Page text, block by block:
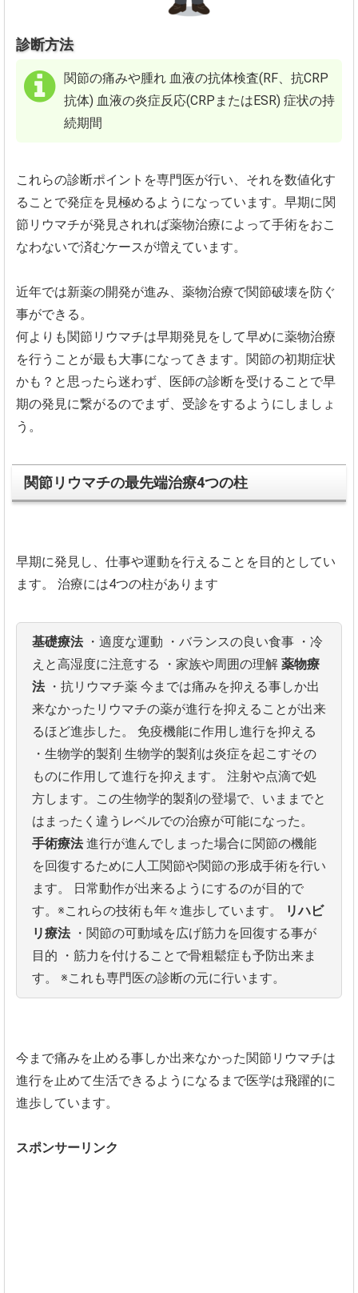
診断方法
関節の痛みや腫れ 血液の抗体検査(RF、抗CRP
抗体) 血液の炎症反応(CRPまたはESR) 症状の持
続期間
これらの診断ポイントを専門医が行い、 それを数値化す
ることで発症を見極めるようになっています。早期に関
節リウマチが発見されれば薬物治療によって手術をおこ
なわないで済むケースが増えています。
近年では新薬の開発が進み、薬物治療で関節破壊を防ぐ
事ができる。
何よりも関節リウマチは早期発見をして早めに薬物治療
を行うこと が最も大事になってきます。関節の初期症状
かも？と思ったら迷わず、 医師の診断を受けることで早
期の発見に繋がるのでまず、 受診をするようにしましょ
う。
関節リウマチの最先端治療4つの柱
早期に発見し、仕事や運動を行えることを目的としてい
ます。
治療には4つの柱があります
基礎療法・適度な運動 ・バランスの良い食事 ・冷
えと高湿度に注意する
・家族や周囲の理解 薬物療
法・抗リウマチ薬 今までは痛みを抑える事しか出
来なかったリウマチの薬が進行を抑 えることが出来
るほど進歩した。
免疫機能に作用し進行を抑える
・生物学的製剤 生物学的製剤は炎症を起こすその
ものに作用して進行を抑えます。
注射や点滴で処
方します。この生物学的製剤の登場で、 いままでと
はまったく違うレベルでの治療が可能になった。
手術療法進行が進んでしまった場合に関節の機能
を回復するために人工関節や関節の形成手術を行い
ます。
日常動作が出来るようにするのが目的で
す。※これらの技術も年々進歩しています。
リハビ
リ療法・関節の可動域を広げ筋力を回復する事が
目的 ・筋力を付けることで骨粗鬆症も予防出来ま
す。
※これも専門医の診断の元に行います。
今まで痛みを止める事しか出来なかった関節リウマチは
進行を止めて生活できるようになるまで医学は飛躍的に
進歩しています。
スポンサーリンク